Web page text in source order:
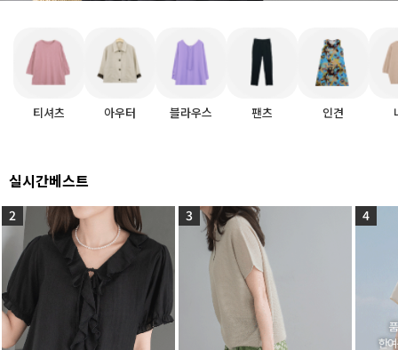
티셔츠 아우터 블라우스 팬츠 인견
실시간베스트
2 3 4